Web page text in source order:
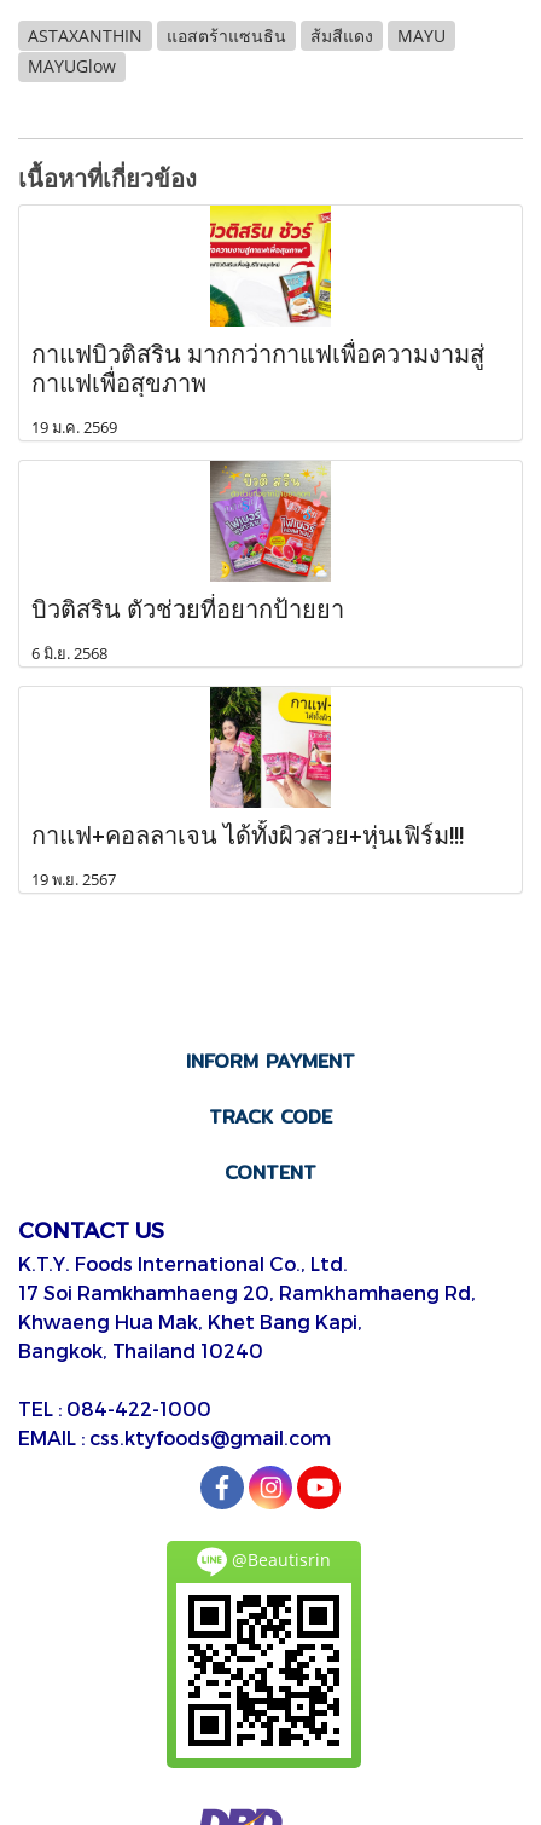
ASTAXANTHIN แอสตร้าแซนธิน ส้มสีแดง
MAYU
MAYUGlow
เนื้อหาที่เกี่ยวข้อง
กาแฟบิวติสริน มากกว่ากาแฟเพื่อความงามสู่
กาแฟเพื่อสุขภาพ
19 ม.ค. 2569
บิวติสริน ตัวช่วยที่อยากป้ายยา
6 มิ.ย. 2568
กาแฟ+คอลลาเจน ได้ทั้งผิวสวย+หุ่นเฟิร์ม!!!
19 พ.ย. 2567
INFORM PAYMENT
TRACK CODE
CONTENT
CONTACT US
K.T.Y. Foods International Co., Ltd.
17 Soi Ramkhamhaeng 20, Ramkhamhaeng Rd,
Khwaeng Hua Mak, Khet Bang Kapi,
Bangkok, Thailand 10240
TEL : 084-422-1000
EMAIL : css.ktyfoods@gmail.com
@Beautisrin